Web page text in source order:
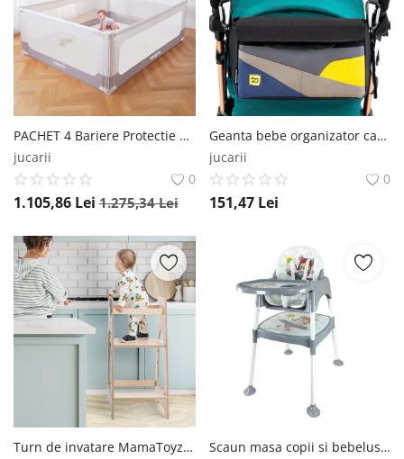
PACHET 4 Bariere Protectie Pat 150x200 cm, Transformabile in Tarc de joaca Empria®
jucarii
0
1.105,86 Lei 1.275,34Lei
Geanta bebe organizator carucior bebelusi, 36x21x11 cm Empria®
jucarii
0
151,47 Lei
Turn de invatare MamaToyz Learning Tower din lemn, Catelus MamaToyz
Scaun masa copii si bebelusi, Empria, 3 in 1, multifunctional, transformabil in scaunel si masuta, Diverse modele Empria®